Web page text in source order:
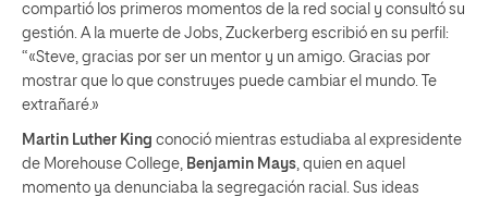
compartió los primeros momentos de la red social y consultó su
gestión. A la muerte de Jobs, Zuckerberg escribió en su perfil:
“«Steve, gracias por ser un mentor y un amigo. Gracias por
mostrar que lo que construyes puede cambiar el mundo. Te
extrañaré.»
Martin Luther King conoció mientras estudiaba al expresidente
de Morehouse College, Benjamin Mays , quien en aquel
momento ya denunciaba la segregación racial. Sus ideas